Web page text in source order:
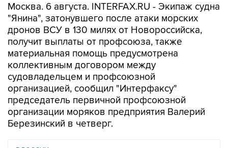
Москва. 6 августа. INTERFAX.RU - Экипаж судна
"Янина", затонувшего после атаки морских
дронов ВСУ в 130 милях от Новороссийска,
получит выплаты от профсоюза, также
материальная помощь предусмотрена
коллективным договором между
судовладельцем и профсоюзной
организацией, сообщил "Интерфаксу"
председатель первичной профсоюзной
организации моряков предприятия Валерий
Березинский в четверг.